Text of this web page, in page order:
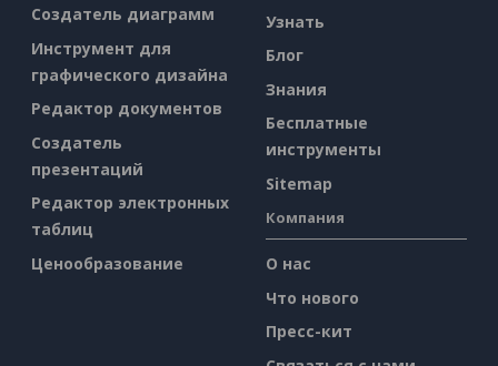
Создатель диаграмм
Инструмент для
графического дизайна
Редактор документов
Создатель
презентаций
Редактор электронных
таблиц
Ценообразование
Узнать
Блог
Знания
Бесплатные
инструменты
Sitemap
Компания
О нас
Что нового
Пресс-кит